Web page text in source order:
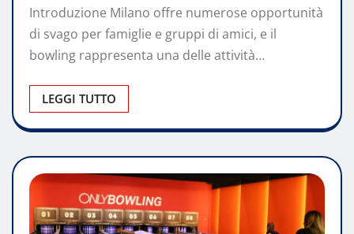
Introduzione Milano offre numerose opportunità
di svago per famiglie e gruppi di amici, e il
bowling rappresenta una delle attività…
LEGGI TUTTO